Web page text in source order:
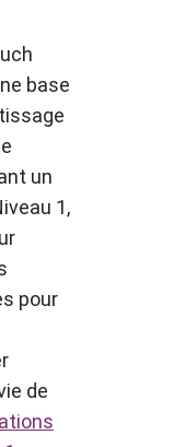
base
un
1,
pour
de